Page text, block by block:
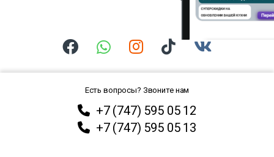
Есть вопросы? Звоните нам
+7 (747) 595 05 12
+7 (747) 595 05 13